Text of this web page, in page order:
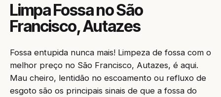
Limpa Fossa no São
Francisco, Autazes
Fossa entupida nunca mais! Limpeza de fossa com o
melhor preço no São Francisco, Autazes, é aqui.
Mau cheiro, lentidão no escoamento ou refluxo de
esgoto são os principais sinais de que a fossa do